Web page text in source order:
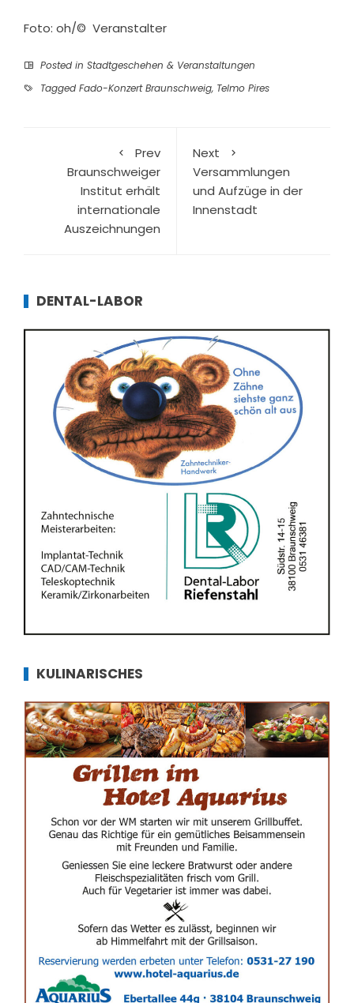
Foto: oh/© Veranstalter
Posted in Stadtgeschehen & Veranstaltungen
Tagged Fado-Konzert Braunschweig, Telmo Pires
Prev
Braunschweiger
Institut erhält
internationale
Auszeichnungen
Next
Versammlungen
und Aufzüge in der
Innenstadt
DENTAL-LABOR
KULINARISCHES